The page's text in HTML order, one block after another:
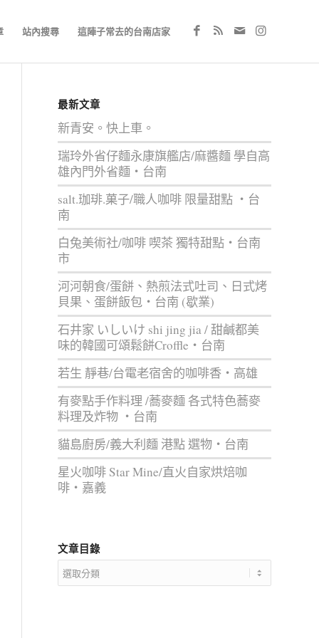
站內搜尋 這陣子常去的台南店家
最新文章
新青安。快上車。
瑞玲外省仔麵永康旗艦店/麻醬麵 學自高
雄內門外省麵‧台南
salt.珈琲.菓子/職人咖啡 限量甜點 ‧台
南
白兔美術社/咖啡 喫茶 獨特甜點‧台南
市
河河朝食/蛋餅、熱煎法式吐司、日式烤
貝果、蛋餅飯包‧台南 (歇業)
石井家 いしいけ shi jing jia / 甜鹹都美
味的韓國可頌鬆餅Croffle‧台南
若生 靜巷/台電老宿舍的咖啡香‧高雄
有麥點手作料理 /蕎麥麵 各式特色蕎麥
料理及炸物 ‧台南
貓島廚房/義大利麵 港點 選物‧台南
星火咖啡 Star Mine/直火自家烘焙咖
啡‧嘉義
文章目錄
文
章